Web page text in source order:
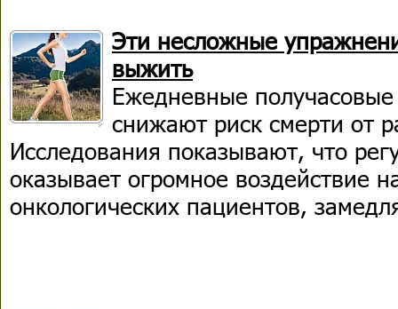
Эти несложные
выжить
Ежедневные
снижают риск смерти от
Исследования показывают, что
оказывает огромное воздействие
онкологических пациентов,